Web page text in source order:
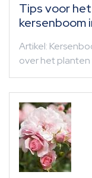
Tips voor
kersenboom
Artikel:
over het